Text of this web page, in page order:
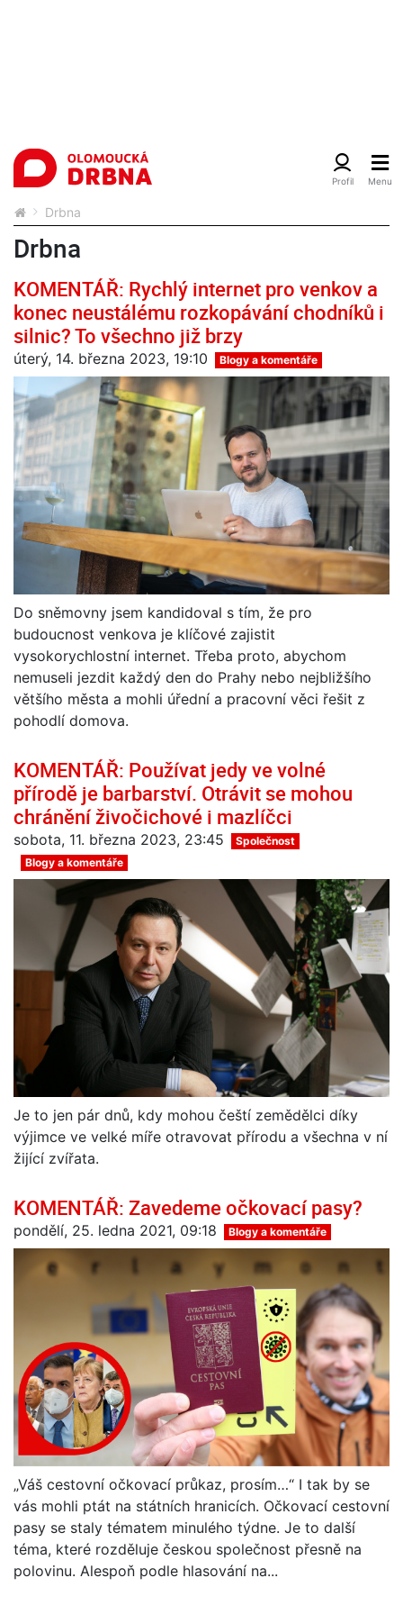
Drbna
Drbna
KOMENTÁŘ: Rychlý internet pro venkov a
konec neustálému rozkopávání chodníků i
silnic? To všechno již brzy
úterý, 14. března 2023, 19:10 Blogy a komentáře
Do sněmovny jsem kandidoval s tím, že pro
budoucnost venkova je klíčové zajistit
vysokorychlostní internet. Třeba proto, abychom
nemuseli jezdit každý den do Prahy nebo nejbližšího
většího města a mohli úřední a pracovní věci řešit z
pohodlí domova.
KOMENTÁŘ: Používat jedy ve volné
přírodě je barbarství. Otrávit se mohou
chránění živočichové i mazlíčci
sobota, 11. března 2023, 23:45
Společnost
Blogy a komentáře
Je to jen pár dnů, kdy mohou čeští zemědělci díky
výjimce ve velké míře otravovat přírodu a všechna v ní
žijící zvířata.
KOMENTÁŘ: Zavedeme očkovací pasy?
pondělí, 25. ledna 2021, 09:18 Blogy a komentáře
„Váš cestovní očkovací průkaz, prosím…“ I tak by se
vás mohli ptát na státních hranicích. Očkovací cestovní
pasy se staly tématem minulého týdne. Je to další
téma, které rozděluje českou společnost přesně na
polovinu. Alespoň podle hlasování na...